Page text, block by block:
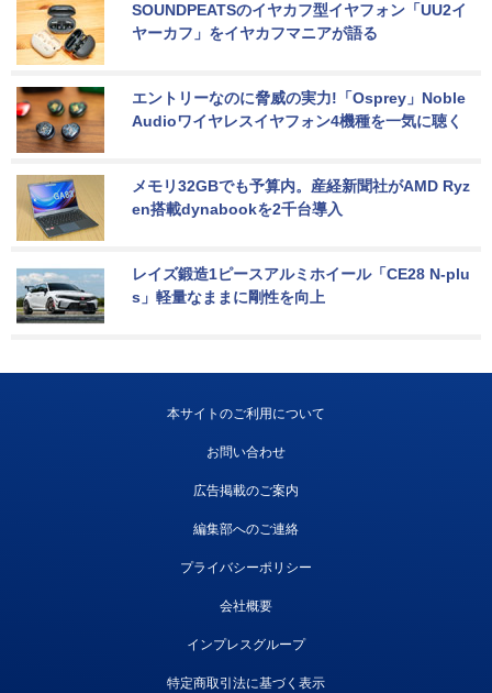
SOUNDPEATSのイヤカフ型イヤフォン「UU2イ
ヤーカフ」をイヤカフマニアが語る
エントリーなのに脅威の実力!「Osprey」Noble
Audioワイヤレスイヤフォン4機種を一気に聴く
メモリ32GBでも予算内。産経新聞社がAMD Ryz
en搭載dynabookを2千台導入
レイズ鍛造1ピースアルミホイール「CE28 N-plu
s」軽量なままに剛性を向上
本サイトのご利用について
お問い合わせ
広告掲載のご案内
編集部へのご連絡
プライバシーポリシー
会社概要
インプレスグループ
特定商取引法に基づく表示